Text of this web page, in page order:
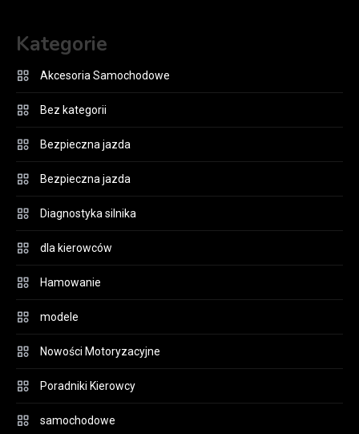
Kategorie
Akcesoria Samochodowe
Bez kategorii
Bezpieczna jazda
Bezpieczna jazda
Diagnostyka silnika
dla kierowców
Hamowanie
modele
Nowości Motoryzacyjne
Poradniki Kierowcy
samochodowe